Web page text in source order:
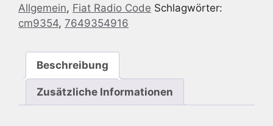
CD
New
649
Allgemein, Fiat Radio Code Schlagwörter:
cm9354, 7649354916
Beschreibung
Zusätzliche Informationen